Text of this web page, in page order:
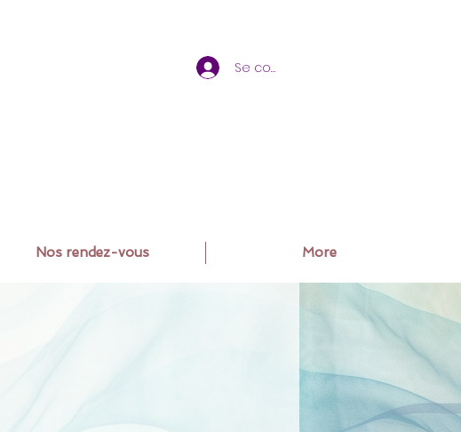
Se connecter
Nos rendez-vous More